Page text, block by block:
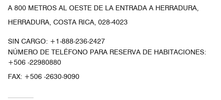
A 800 METROS AL OESTE DE LA ENTRADA A HERRADURA,
HERRADURA, COSTA RICA, 028-4023
SIN CARGO: +1-888-236-2427
NÚMERO DE TELÉFONO PARA RESERVA DE HABITACIONES:
+506 -22980880
FAX: +506 -2630-9090